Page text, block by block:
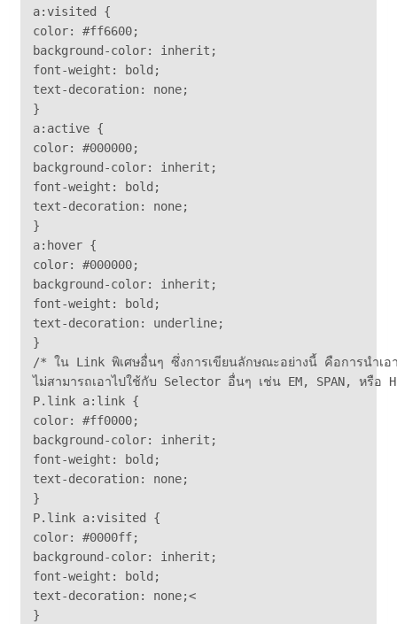
a:visited {
color: #ff6600;
background-color: inherit;
font-weight: bold;
text-decoration: none;
}
a:active {
color: #000000;
background-color: inherit;
font-weight: bold;
text-decoration: none;
}
a:hover {
color: #000000;
background-color: inherit;
font-weight: bold;
text-decoration: underline;
}
/* ใน Link พิเศษอื่นๆ ซึ่งการเขียนลักษณะอย่างนี้ คือการนำ
ไม่สามารถเอาไปใช้กับ Selector อื่นๆ เช่น EM, SPAN, หรือ
P.link a:link {
color: #ff0000;
background-color: inherit;
font-weight: bold;
text-decoration: none;
}
P.link a:visited {
color: #0000ff;
background-color: inherit;
font-weight: bold;
text-decoration: none;<
}